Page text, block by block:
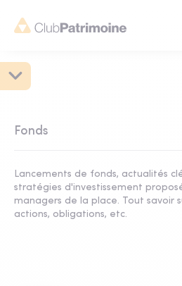
Fonds
Lancements de fonds, actualités
stratégies d'investissement
managers de la place. Tout savoir
actions, obligations, etc.